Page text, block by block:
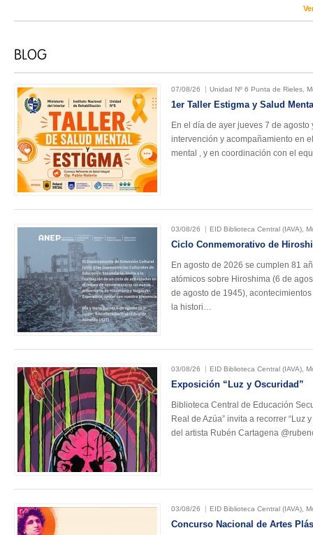
07/08/26 Unidad Nº 6 Punta de Rieles,
1er Taller Estigma y Salud
En el día de ayer jueves 7 de
intervención y acompañamiento en
mental , y en coordinación con el
03/08/26 EID Biblioteca Central (IAVA),
Ciclo Conmemorativo de
En agosto de 2026 se cumplen 81
atómicos sobre Hiroshima (6 de
de agosto de 1945),
la histori…
03/08/26 EID Biblioteca Central (IAVA),
Exposición “Luz y Oscuridad”
Biblioteca Central de Educación
Real de Azúa” invita a recorrer “Luz
del artista Rubén Cartagena
03/08/26 EID Biblioteca Central (IAVA),
Concurso Nacional de Artes